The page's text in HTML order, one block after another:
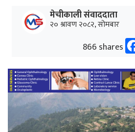
मेचीकाली संवाददाता
२० श्रावण २०८२, सोमबार
866 shares